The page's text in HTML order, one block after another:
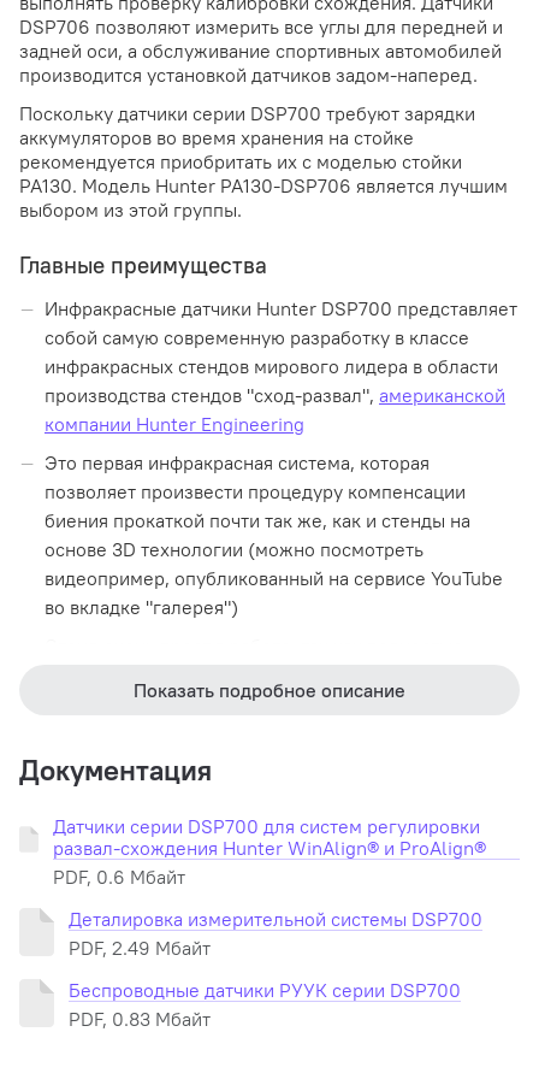
DSP706 позволяют измерить все углы для передней и
задней оси, а обслуживание спортивных автомобилей
производится установкой датчиков задом-наперед.
Поскольку датчики серии DSP700 требуют зарядки
аккумуляторов во время хранения на стойке
рекомендуется приобритать их с моделью стойки
PA130. Модель Hunter PA130-DSP706 является лучшим
выбором из этой группы.
Главные преимущества
Инфракрасные датчики Hunter DSP700 представляет
собой самую современную разработку в классе
инфракрасных стендов мирового лидера в области
производства стендов "сход-развал", американской
компании Hunter Engineering
Это первая инфракрасная система, которая
позволяет произвести процедуру компенсации
биения прокаткой почти так же, как и стенды на
основе 3D технологии (можно посмотреть
видеопример, опубликованный на сервисе YouTube
во вкладке "галерея")
основные этапы регулировки "сход-развала", такие
выбор автомобиля из встроенной базы данных,
компенсация биения, измерение кастера (может
быть пропущено) и регулировка задней и передней
осей по диаграммам
Применение микропроцессорного компьютера
собственной разработки Hunter PA на операционной
системе Linux позволило достичь крайне
оборудования
Показать подробное описание
Документация
Датчики серии DSP700 для систем регулировки
развал-схождения Hunter WinAlign® и ProAlign®
PDF, 0.6 Мбайт
Деталировка измерительной системы DSP700
PDF, 2.49 Мбайт
Беспроводные датчики РУУК серии DSP700
PDF, 0.83 Мбайт